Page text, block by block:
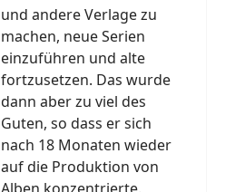
und andere Verlage zu
machen, neue Serien
einzuführen und alte
fortzusetzen. Das wurde
dann aber zu viel des
Guten, so dass er sich
nach 18 Monaten wieder
auf die Produktion von